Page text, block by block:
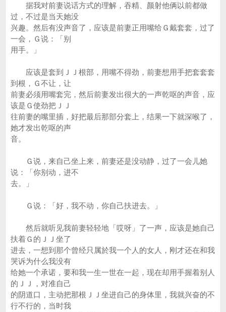
据我对前妻说话方式的理解，吞精、颜射他俩以前都做
过，不过是当天她没
兴趣。然后有没声音了，应该是前妻正用嘴给Ｇ戴套套，过了
一会，Ｇ说：「别
用手。」
应该是套到ＪＪ根部，用嘴不得劲，前妻想用手把套套套
到根，Ｇ不让，让
前妻必须用嘴套完，然后前妻发出很大的一声乾呕的声音，应
该是Ｇ使劲把ＪＪ
往前妻的嘴里插，好把最后那部分套上，结果一下就深喉了，
她才发出乾呕的声
音。
Ｇ说，来自己坐上来，前妻还是没动静，过了一会儿她
说：「你别动，进不
去。」
Ｇ说：「好，我不动，你自己扶进去。」
然后就听见我前妻轻轻地「哎呀」了一声，应该是她自己
扶着Ｇ的ＪＪ坐了
进去，一想到那个曾经只属於我一个人的女人，刚才还在和我
哭诉为什么我没有
给她一个承诺，要和我一生一世在一起，现在却用手握着别人
的ＪＪ，对准自己
的阴道口，主动把那根ＪＪ坐进自己的身体里，我就兴奋的不
行不行的，当时我